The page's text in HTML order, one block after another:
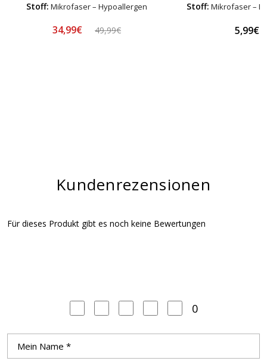
Stoff: Mikrofaser – Hypoallergen
34,99€ 49,99€
Stoff: Mikrofaser –
5,99€
Kundenrezensionen
Für dieses Produkt gibt es noch keine Bewertungen
0